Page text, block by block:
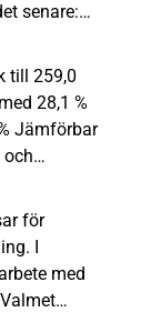
senare:
under
projekt
till 259,0
28,1 %
Jämförbar
och
euro,
aktie var
för
I
med